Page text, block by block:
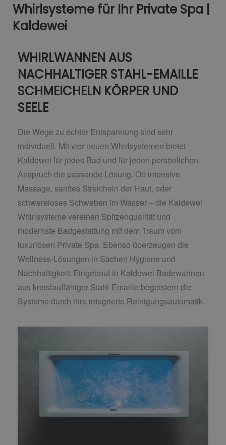
Whirlsysteme für Ihr Private Spa |
Kaldewei
WHIRLWANNEN AUS
NACHHALTIGER STAHL-EMAILLE
SCHMEICHELN KÖRPER UND
SEELE
Die Wege zu echter Entspannung sind sehr
individuell. Mit vier neuen Whirlsystemen bietet
Kaldewei für jedes Bad und für jeden persönlichen
Anspruch die passende Lösung. Ob intensive
Massage, sanftes Streicheln der Haut, oder
schwereloses Schweben im Wasser – die Kaldewei
Whirlsysteme vereinen Spitzenqualität und
modernste Badgestaltung mit dem Traum vom
luxuriösen Private Spa. Ebenso überzeugen die
Wellness-Lösungen in Sachen Hygiene und
Nachhaltigkeit: Eingebaut in Kaldewei Badewannen
aus kreislauffähiger Stahl-Emaille begeistern die
Systeme durch ihre integrierte Reinigungsautomatik.